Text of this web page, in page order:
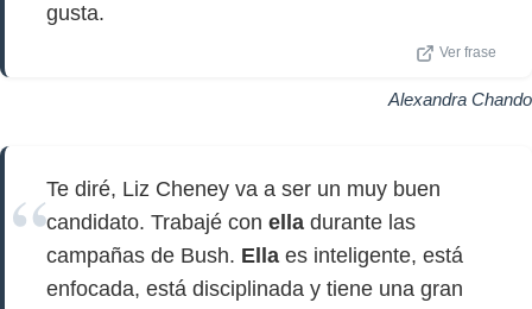
gusta.
Ver frase
Alexandra Chando
Te diré, Liz Cheney va a ser un muy buen
candidato. Trabajé con ella durante las
campañas de Bush. Ella es inteligente, está
enfocada, está disciplinada y tiene una gran